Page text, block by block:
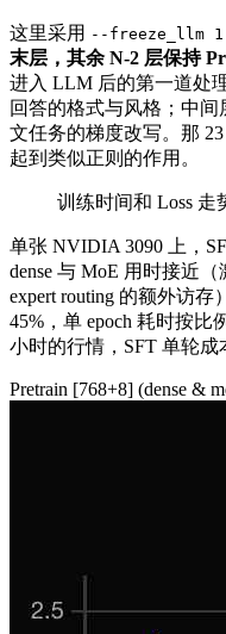
这里采用 --freeze_llm 1
末层，其余 N-2 层保持
进入 LLM 后的第一道处
回答的格式与风格；中间
文任务的梯度改写。那
起到类似正则的作用。
训练时间和 Loss 走
单张 NVIDIA 3090 上，
dense 与 MoE 用时接近
expert routing 的额外访存
45%，单 epoch 耗时按比
小时的行情，SFT 单轮成
Pretrain [768+8] (dense &